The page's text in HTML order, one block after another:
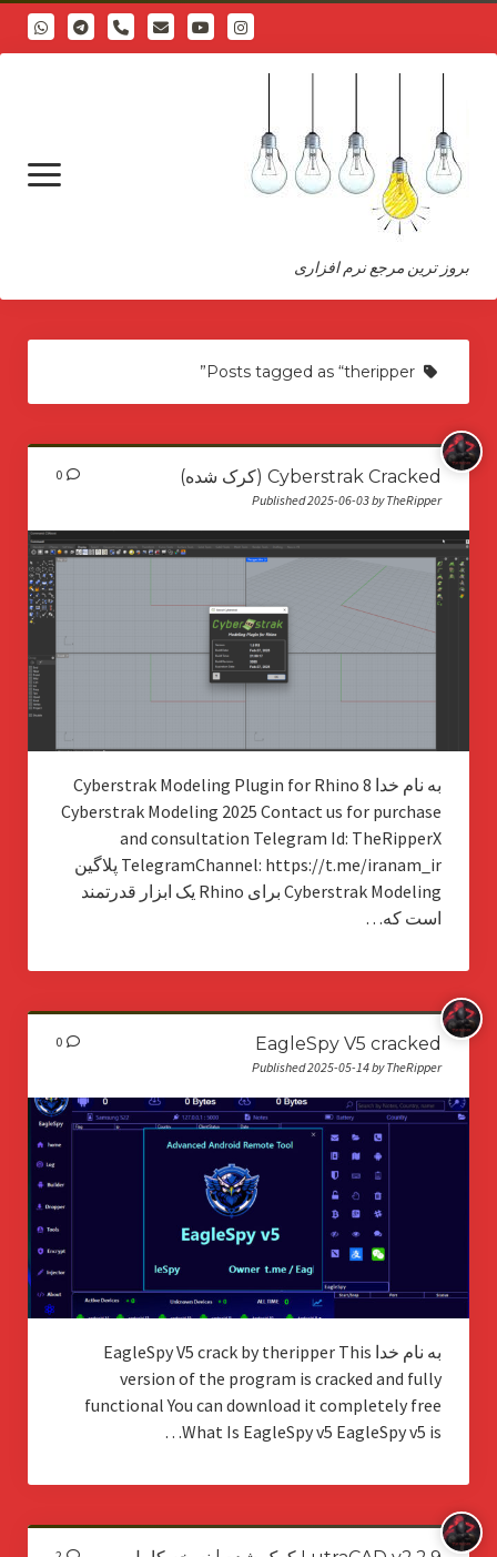
phone
بروز ترین مرجع نرم افزاری
open
menu
درباره
Cyberstrak Cracked (کرک شده)
Published 2025-06-03 by TheRipper
0
به نام خدا Cyberstrak Modeling Plugin for Rhino 8
Cyberstrak Modeling 2025 Contact us for purchase
and consultation Telegram Id: TheRipperX
TelegramChannel: https://t.me/iranam_ir پلاگین
Cyberstrak Modeling برای Rhino یک ابزار قدرتمند
است که…
EagleSpy V5 cracked
Published 2025-05-14 by TheRipper
0
به نام خدا EagleSpy V5 crack by theripper This
version of the program is cracked and fully
functional You can download it completely free
What Is EagleSpy v5 EagleSpy v5 is…